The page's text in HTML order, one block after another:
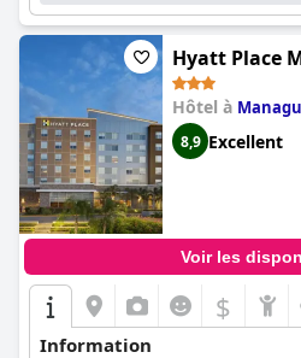
Hyatt Place
Hôtel à
8,9 Excellent
Voir les
$
Information